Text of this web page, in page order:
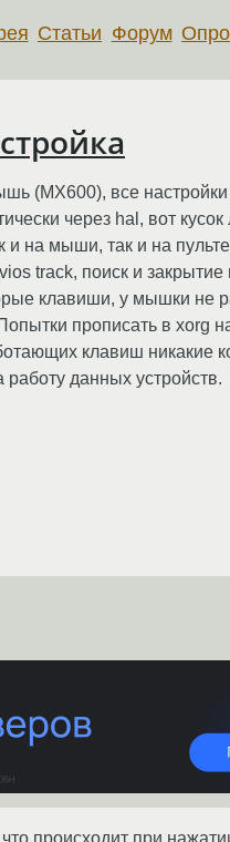
Статьи Форум
(MX600), все
через hal, вот кусок
на мыши, так и на
track, поиск и
клавиши, у мышки не
прописать в xorg
клавиш никакие
данных устройств.
происходит при